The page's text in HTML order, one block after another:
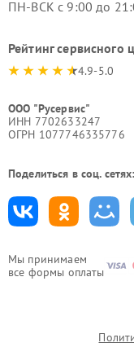
Мы принимаем
все формы оплаты
ПН-ВСК с 9:00 до
Рейтинг сервисного
4.9-5.0
ООО "Русервис"
ИНН 7702633247
ОГРН 1077746335776
Поделиться в соц. сетях: